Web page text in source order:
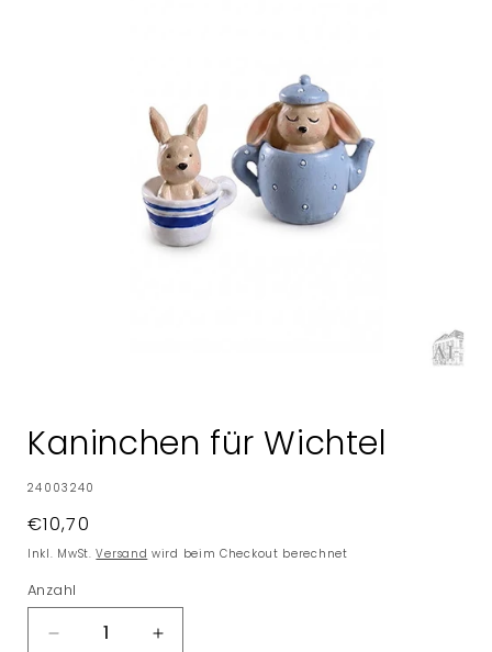
Modal
öffnen
Kaninchen für Wichtel
SKU:
24003240
Normaler
Preis
€10,70
Inkl. MwSt.Versand wird beim Checkout berechnet
Anzahl
Verringere
Erhöhe